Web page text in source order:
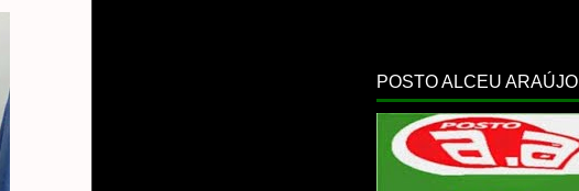
POSTO ALCEU ARAÚJO